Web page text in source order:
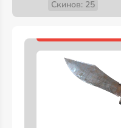
Скинов: 25